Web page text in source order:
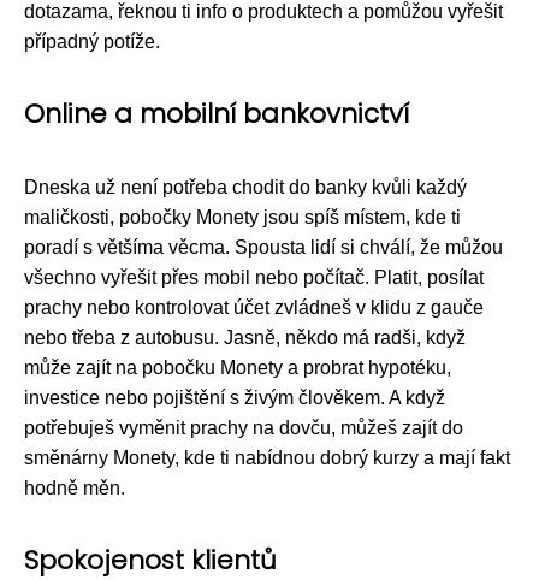
dotazama, řeknou ti info o produktech a pomůžou vyřešit
případný potíže.
Online a mobilní bankovnictví
Dneska už není potřeba chodit do banky kvůli každý
maličkosti, pobočky Monety jsou spíš místem, kde ti
poradí s většíma věcma. Spousta lidí si chválí, že můžou
všechno vyřešit přes mobil nebo počítač. Platit, posílat
prachy nebo kontrolovat účet zvládneš v klidu z gauče
nebo třeba z autobusu. Jasně, někdo má radši, když
může zajít na pobočku Monety a probrat hypotéku,
investice nebo pojištění s živým člověkem. A když
potřebuješ vyměnit prachy na dovču, můžeš zajít do
směnárny Monety, kde ti nabídnou dobrý kurzy a mají fakt
hodně měn.
Spokojenost klientů